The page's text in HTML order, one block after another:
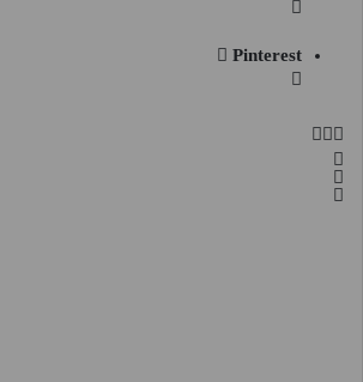
Pinterest